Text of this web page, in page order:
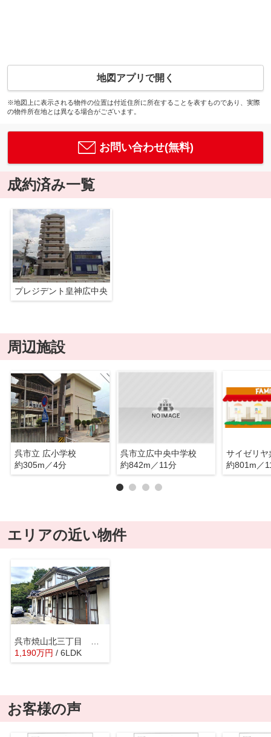
地図アプリで開く
※地図上に表示される物件の位置は付近住所に所在することを表すものであり、実際
の物件所在地とは異なる場合がございます。
お問い合わせ(無料)
成約済み一覧
プレジデント皇神広中央
周辺施設
呉市立 広小学校
約305m／4分
呉市立広中央中学校
約842m／11分
サイゼリヤ
約801m／
エリアの近い物件
呉市焼山北三丁目 戸建
1,190万円 / 6LDK
お客様の声